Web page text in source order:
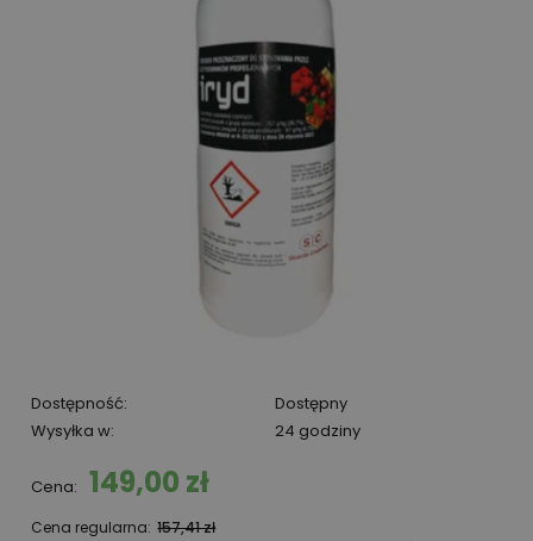
Dostępność:
Dostępny
Wysyłka w:
24 godziny
Cena: 149,00 zł
Cena regularna: 157,41 zł